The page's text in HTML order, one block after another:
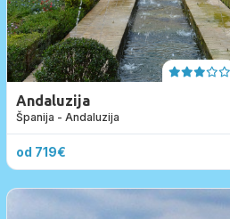
Andaluzija
Španija - Andaluzija
od 719€